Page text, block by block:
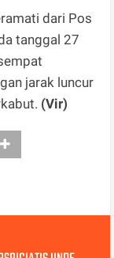
dari Pos
tanggal 27
jarak luncur
(Vir)